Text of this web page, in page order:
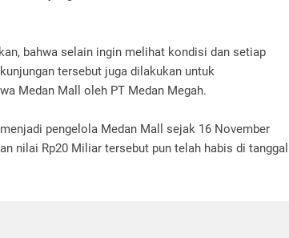
bahwa selain ingin melihat kondisi dan setiap
tersebut juga dilakukan untuk
Medan Mall oleh PT Medan Megah.
pengelola Medan Mall sejak 16 November
nilai Rp20 Miliar tersebut pun telah habis di tanggal